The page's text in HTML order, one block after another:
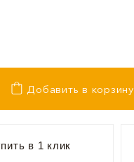
Добавить в корзину
в 1 клик